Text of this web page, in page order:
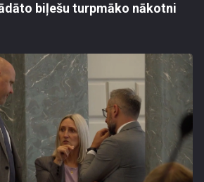
biļešu turpmāko nākotni